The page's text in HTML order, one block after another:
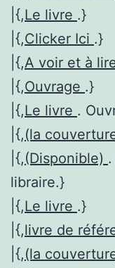
|{,Le livre .}
|{,Clicker Ici .}
|{,A voir et à
|{,Ouvrage .}
|{,Le livre .
|{,(la
|{,(Disponible)
libraire.}
|{,Le livre .}
|{,livre de
|{,(la